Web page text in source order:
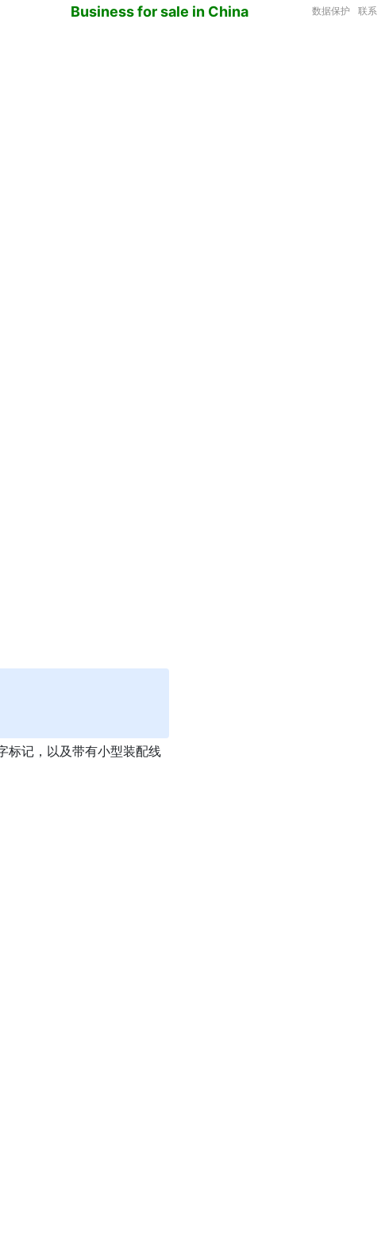
Business for sale in China 数据保护 联系
标记，以及带有小型装配线